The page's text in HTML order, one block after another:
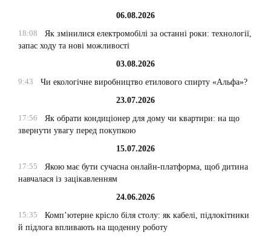
06.08.2026
18:08
Як змінилися електромобілі за останні роки: технології,
запас ходу та нові можливості
03.08.2026
9:43
Чи екологічне виробництво етилового спирту «Альфа»?
23.07.2026
17:56
Як обрати кондиціонер для дому чи квартири: на що
звернути увагу перед покупкою
15.07.2026
17:55
Якою має бути сучасна онлайн-платформа, щоб дитина
навчалася із зацікавленням
24.06.2026
15:35
Комп’ютерне крісло біля столу: як кабелі, підлокітники
й підлога впливають на щоденну роботу